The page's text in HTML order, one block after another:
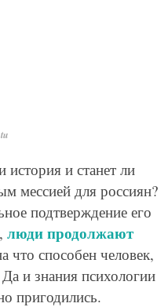
и станет ли
мессией для россиян?
подтверждение его
люди продолжают
что способен человек,
и знания психологии
пригодились.